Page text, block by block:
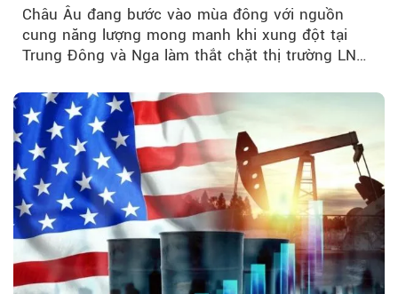
Châu Âu đang bước vào mùa đông với nguồn
cung năng lượng mong manh khi xung đột tại
Trung Đông và Nga làm thắt chặt thị trường LNG
lo ngại.